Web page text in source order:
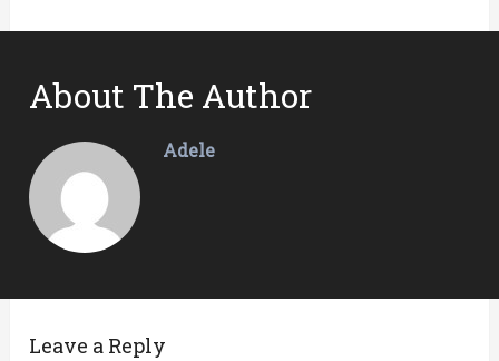
About The Author
Adele
Leave a Reply